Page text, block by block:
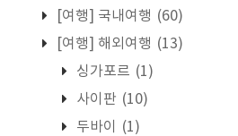
[여행] 국내여행 (60)
[여행] 해외여행 (13)
싱가포르 (1)
사이판 (10)
두바이
(1)